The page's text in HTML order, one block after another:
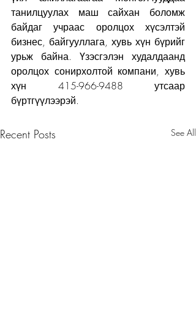
танилцуулах маш сайхан боломж
байдаг учраас оролцох хүсэлтэй
бизнес, байгууллага, хувь хүн бүрийг
урьж байна. Үзэсгэлэн худалдаанд
оролцох сонирхолтой компани, хувь
хүн 415-966-9488 утсаар
бүртгүүлээрэй.
Recent Posts See All